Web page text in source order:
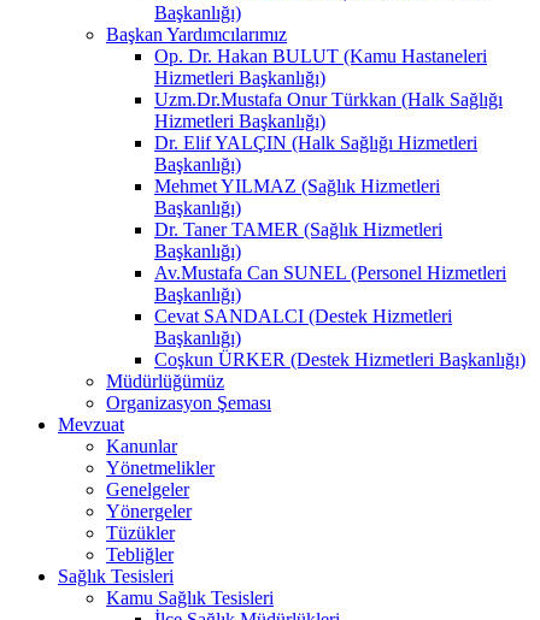
Başkanlığı)
Başkan Yardımcılarımız
Op. Dr. Hakan BULUT (Kamu Hastaneleri
Hizmetleri Başkanlığı)
Uzm.Dr.Mustafa Onur Türkkan (Halk Sağlığı
Hizmetleri Başkanlığı)
Dr. Elif YALÇIN (Halk Sağlığı Hizmetleri
Başkanlığı)
Mehmet YILMAZ (Sağlık Hizmetleri
Başkanlığı)
Dr. Taner TAMER (Sağlık Hizmetleri
Başkanlığı)
Av.Mustafa Can SUNEL (Personel Hizmetleri
Başkanlığı)
Cevat SANDALCI (Destek Hizmetleri
Başkanlığı)
Coşkun ÜRKER (Destek Hizmetleri Başkanlığı)
Müdürlüğümüz
Organizasyon Şeması
Mevzuat
Kanunlar
Yönetmelikler
Genelgeler
Yönergeler
Tüzükler
Tebliğler
Sağlık Tesisleri
Kamu Sağlık Tesisleri